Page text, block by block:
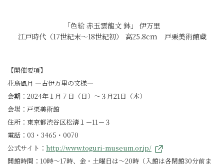
「色絵 赤玉雲龍文 鉢」 伊万里
江戸時代（17世紀末～18世紀初） 高25.8cm 戸栗美術館蔵
【開催要項】
花鳥風月 ―古伊万里の文様―
会期：2024年１月７日（日）～３月21日（木）
会場：戸栗美術館
住所：東京都渋谷区松濤１－11－３
電話：03・3465・0070
公式サイト： http://www.toguri-museum.or.jp/
開館時間：10時～17時、金・土曜日は～20時（入館は各閉館30分前ま